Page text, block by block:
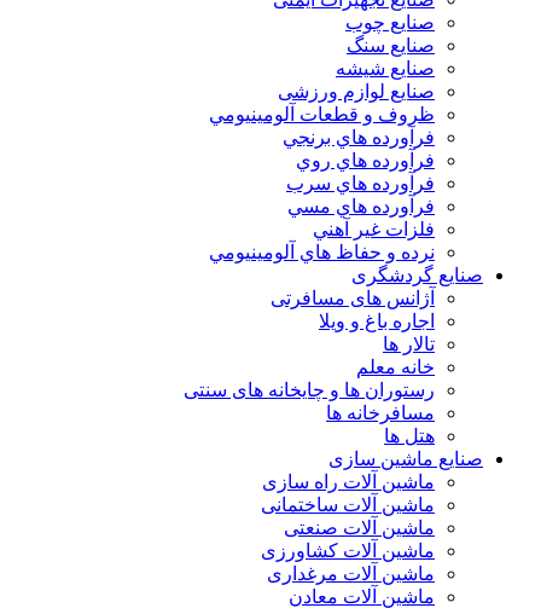
صنایع چوب
صنایع سنگ
صنایع شیشه
صنایع لوازم ورزشی
ظروف و قطعات آلومينيومي
فرآورده هاي برنجي
فرآورده هاي روي
فرآورده هاي سرب
فرآورده هاي مسي
فلزات غير آهني
نرده و حفاظ هاي آلومينيومي
صنایع گردشگری
آژانس های مسافرتی
اجاره باغ و ویلا
تالار ها
خانه معلم
رستوران ها و چایخانه های سنتی
مسافرخانه ها
هتل ها
صنایع ماشین سازی
ماشین آلات راه سازی
ماشین آلات ساختمانی
ماشین آلات صنعتی
ماشین آلات کشاورزی
ماشین آلات مرغداری
ماشین آلات معادن